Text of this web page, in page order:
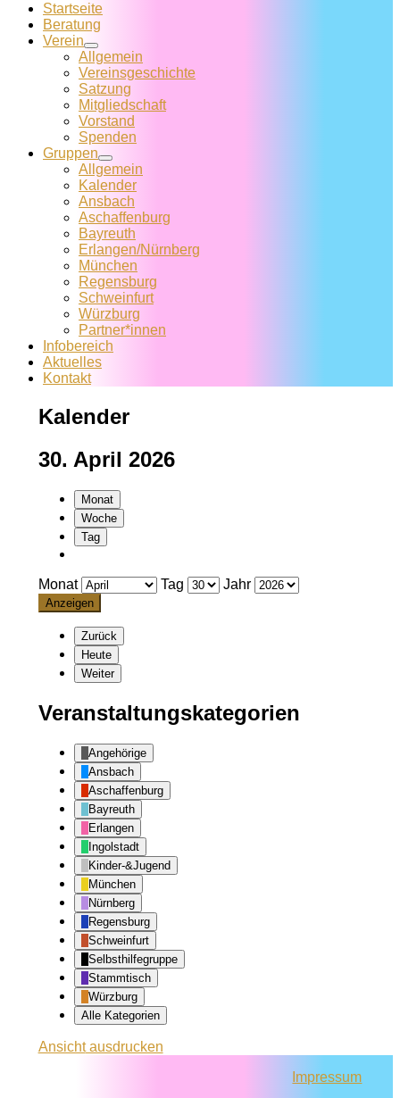
Startseite
Beratung
Verein
Allgemein
Vereins­geschichte
Satzung
Mitglied­schaft
Vorstand
Spenden
Gruppen
Allgemein
Kalender
Ansbach
Aschaffenburg
Bayreuth
Erlangen/Nürnberg
München
Regensburg
Schweinfurt
Würzburg
Partner*innen
Infobereich
Aktuelles
Kontakt
Kalender
30. April 2026
Monat
Woche
Tag
Monat Tag Jahr
Zurück
Heute
Weiter
Veranstaltungskategorien
Angehörige
Ansbach
Aschaffenburg
Bayreuth
Erlangen
Ingolstadt
Kinder-&Jugend
München
Nürnberg
Regensburg
Schweinfurt
Selbsthilfegruppe
Stammtisch
Würzburg
Alle Kategorien
Ansichtausdrucken
Impressum